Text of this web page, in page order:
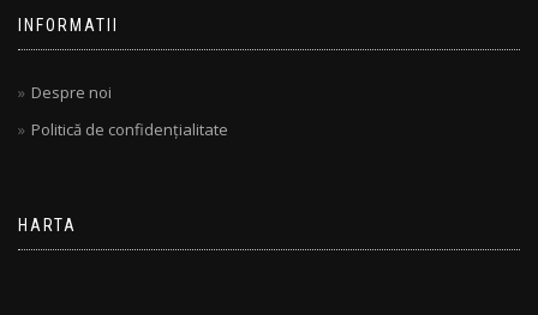
INFORMATII
Despre noi
Politică de confidențialitate
HARTA